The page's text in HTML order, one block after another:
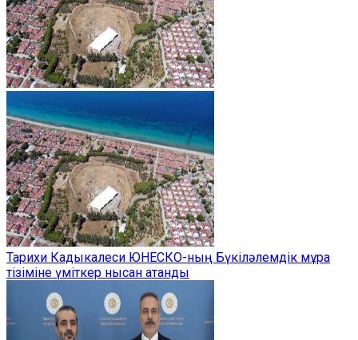
Тарихи Кадыкалеси ЮНЕСКО-ның Бүкіләлемдік мұра
тізіміне үміткер нысан атанды